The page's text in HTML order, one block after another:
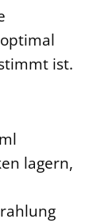
ist.
lagern,